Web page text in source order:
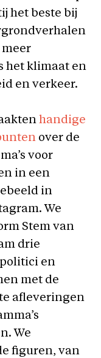
het beste bij
meer
het klimaat en
en verkeer.
handige
over de
voor
in een
in
We
Stem van
drie
en
met de
afleveringen
We
figuren, van